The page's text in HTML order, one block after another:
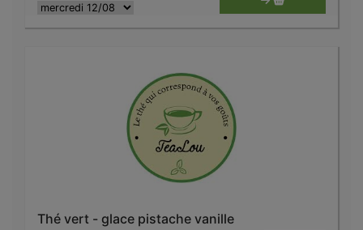
Thé vert - glace pistache vanille